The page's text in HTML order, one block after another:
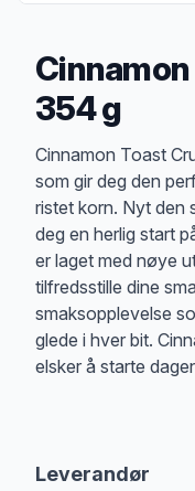
354 g
Cinnamon Toast
som gir deg den
ristet korn. Nyt den
deg en herlig start
er laget med nøye
tilfredsstille dine
smaksopplevelse
glede i hver bit.
elsker å starte
Leverandør